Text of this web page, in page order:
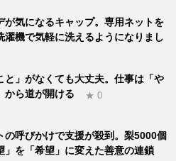
が気になるキャップ。専用ネットを
濯機で気軽に洗えるようになりまし
と」がなくても大丈夫。仕事は「や
から道が開ける
★ 0
の呼びかけで支援が殺到。梨5000個
」を「希望」に変えた善意の連鎖